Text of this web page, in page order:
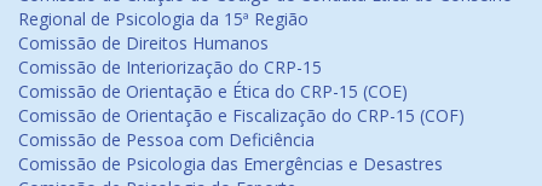
Regional de Psicologia da 15ª Região
Comissão de Direitos Humanos
Comissão de Interiorização do CRP-15
Comissão de Orientação e Ética do CRP-15 (COE)
Comissão de Orientação e Fiscalização do CRP-15 (COF)
Comissão de Pessoa com Deficiência
Comissão de Psicologia das Emergências e Desastres